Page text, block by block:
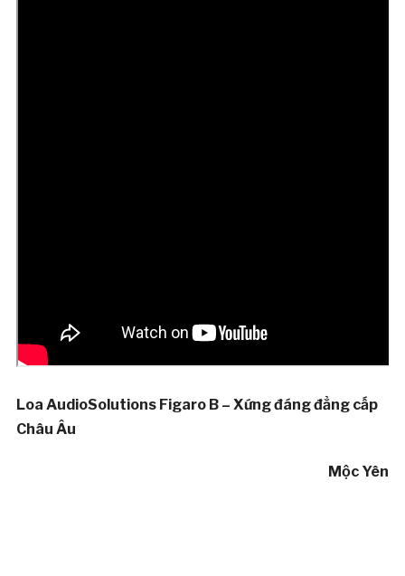
Loa AudioSolutions Figaro B – Xứng đáng đẳng cấp
Châu Âu
Mộc Yên